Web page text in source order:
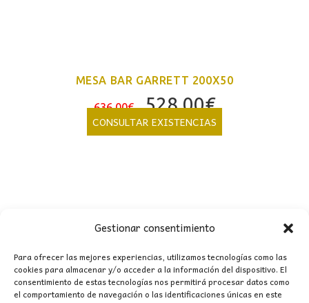
Gestionar consentimiento
Para ofrecer las mejores experiencias, utilizamos tecnologías como las
cookies para almacenar y/o acceder a la información del dispositivo. El
consentimiento de estas tecnologías nos permitirá procesar datos como
el comportamiento de navegación o las identificaciones únicas en este
MESA BAR GARRETT 200X50
636,00€
El
precio
original
528,00€El
precio
actual
CONSULTAR EXISTENCIAS
CONTACTO